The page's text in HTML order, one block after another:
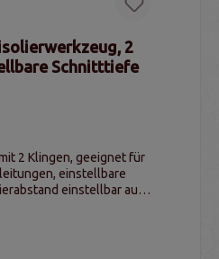
2
Schnitttiefe
2 Klingen, geeignet für
einstellbare
einstellbar auf